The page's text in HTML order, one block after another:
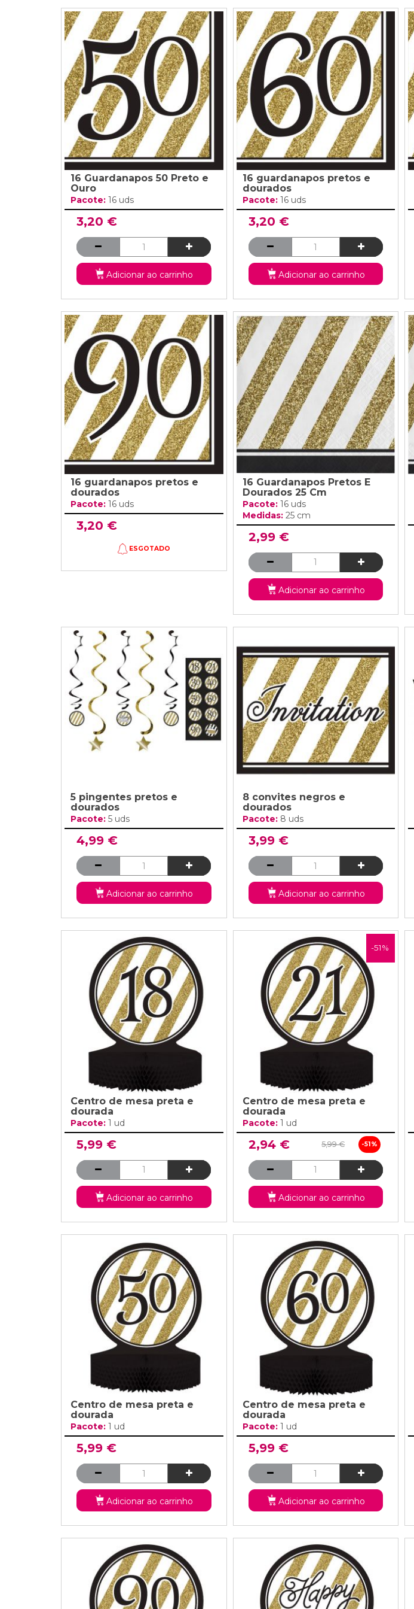
16 Guardanapos 50 Preto e
Ouro
Pacote: 16 uds
3,20 €
Adicionar ao carrinho
16 guardanapos pretos e
dourados
Pacote: 16 uds
3,20 €
Adicionar ao carrinho
16 guardanapos pretos e
dourados
Pacote: 16 uds
3,20 €
ESGOTADO
16 Guardanapos Pretos E
Dourados 25 Cm
Pacote: 16 uds
Medidas: 25 cm
2,99 €
Adicionar ao carrinho
5 pingentes pretos e
dourados
Pacote: 5 uds
4,99 €
Adicionar ao carrinho
8 convites negros e
dourados
Pacote: 8 uds
3,99 €
Adicionar ao carrinho
Centro de mesa preta e
dourada
Pacote: 1 ud
5,99 €
Adicionar ao carrinho
-51%
Centro de mesa preta e
dourada
Pacote: 1 ud
2,94 € 5,99 € -51%
Adicionar ao carrinho
Centro de mesa preta e
dourada
Pacote: 1 ud
5,99 €
Adicionar ao carrinho
Centro de mesa preta e
dourada
Pacote: 1 ud
5,99 €
Adicionar ao carrinho